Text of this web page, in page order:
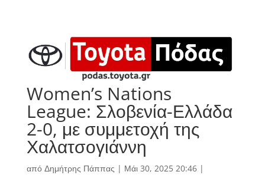
Women’s Nations
League: Σλοβενία-Ελλάδα
2-0, με συμμετοχή της
Χαλατσογιάννη
από Δημήτρης Πάππας | Μάι 30, 2025 20:46|